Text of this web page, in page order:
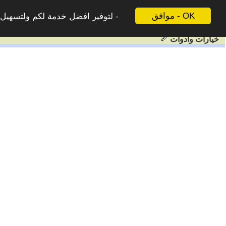
موافق - OK
لتوفير افضل خدمة لكم
خيارات وادوات